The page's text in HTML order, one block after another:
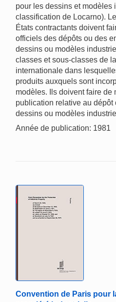
pour les dessins et modèles
classification de Locarno).
États contractants doivent
officiels des dépôts ou des
dessins ou modèles
classes et sous-classes de
internationale dans
produits auxquels sont
modèles. Ils doivent faire de
publication relative au
dessins ou modèles
Année de publication: 1981
Convention de Paris pour